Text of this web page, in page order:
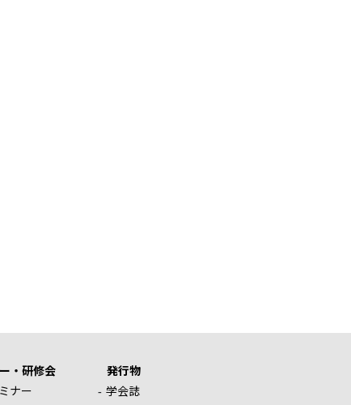
・研修会
ナー
発行物
学会誌